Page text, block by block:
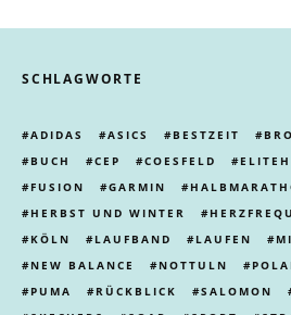
SCHLAGWORTE
ADIDAS ASICS BESTZEIT
BUCH
CEP COESFELD
FUSION
GARMIN
HERBST UND WINTER
KÖLN
LAUFBAND LAUFEN
NEW BALANCE
NOTTULN
PUMA
RÜCKBLICK SALOMON